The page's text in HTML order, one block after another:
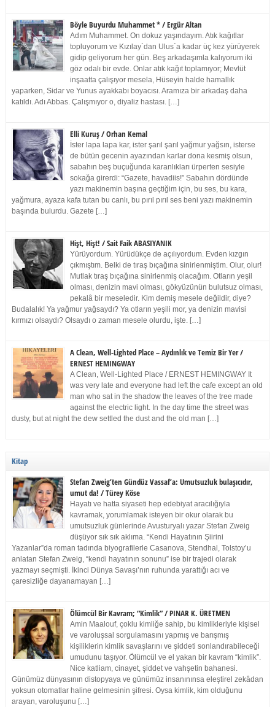
Böyle Buyurdu Muhammet * / Ergür Altan
Adım Muhammet. On dokuz yaşındayım. Atık kağıtlar
topluyorum ve Kızılay`dan Ulus`a kadar üç kez yürüyerek
gidip geliyorum her gün. Beş arkadaşımla kalıyorum iki
göz odalı bir evde. Onlar atık kağıt toplamıyor; Mevlüt
inşaatta çalışıyor mesela, Hüseyin halde hamallık
yaparken, Sidar ve Yunus ayakkabı boyacısı. Aramıza bir arkadaş daha
katıldı. Adı Abbas. Çalışmıyor o, diyaliz hastası. […]
Elli Kuruş / Orhan Kemal
İster lapa lapa kar, ister şarıl şarıl yağmur yağsın, isterse
de bütün gecenin ayazından karlar dona kesmiş olsun,
sabahın beş buçuğunda karanlıkları ürperten sesiyle
sokağa girerdi: “Gazete, havadiis!” Sabahın dördünde
yazı makinemin başına geçtiğim için, bu ses, bu kara,
yağmura, ayaza kafa tutan bu canlı, bu pırıl pırıl ses beni yazı makinemin
başında bulurdu. Gazete […]
Hişt, Hişt! / Sait Faik ABASIYANIK
Yürüyordum. Yürüdükçe de açılıyordum. Evden kızgın
çıkmıştım. Belki de tıraş bıçağına sinirlenmiştim. Olur, olur!
Mutlak tıraş bıçağına sinirlenmiş olacağım. Otların yeşil
olması, denizin mavi olması, gökyüzünün bulutsuz olması,
pekalâ bir meseledir. Kim demiş mesele değildir, diye?
Budalalık! Ya yağmur yağsaydı? Ya otların yeşili mor, ya denizin mavisi
kırmızı olsaydı? Olsaydı o zaman mesele olurdu, işte. […]
A Clean, Well-Lighted Place – Aydınlık ve Temiz Bir Yer /
ERNEST HEMINGWAY
A Clean, Well-Lighted Place / ERNEST HEMINGWAY It
was very late and everyone had left the cafe except an old
man who sat in the shadow the leaves of the tree made
against the electric light. In the day time the street was
dusty, but at night the dew settled the dust and the old man […]
Kitap
Stefan Zweig’ten Gündüz Vassaf’a: Umutsuzluk bulaşıcıdır,
umut da! / Türey Köse
Hayatı ve hatta siyaseti hep edebiyat aracılığıyla
kavramak, yorumlamak isteyen bir okur olarak bu
umutsuzluk günlerinde Avusturyalı yazar Stefan Zweig
düşüyor sık sık aklıma. “Kendi Hayatının Şiirini
Yazanlar”da roman tadında biyografilerle Casanova, Stendhal, Tolstoy’u
anlatan Stefan Zweig, “kendi hayatının sonunu” ise bir trajedi olarak
yazmayı seçmişti. İkinci Dünya Savaşı’nın ruhunda yarattığı acı ve
çaresizliğe dayanamayan […]
Ölümcül Bir Kavram; “Kimlik” / PINAR K. ÜRETMEN
Amin Maalouf, çoklu kimliğe sahip, bu kimlikleriyle kişisel
ve varoluşsal sorgulamasını yapmış ve barışmış
kişiliklerin kimlik savaşlarını ve şiddeti sonlandırabileceği
umudunu taşıyor. Ölümcül ve el yakan bir kavram “kimlik”.
Nice katliam, cinayet, şiddet ve vahşetin bahanesi.
Günümüz dünyasının distopyaya ve günümüz insanınınsa eleştirel zekâdan
yoksun otomatlar haline gelmesinin şifresi. Oysa kimlik, kim olduğunu
arayan, varoluşunu […]